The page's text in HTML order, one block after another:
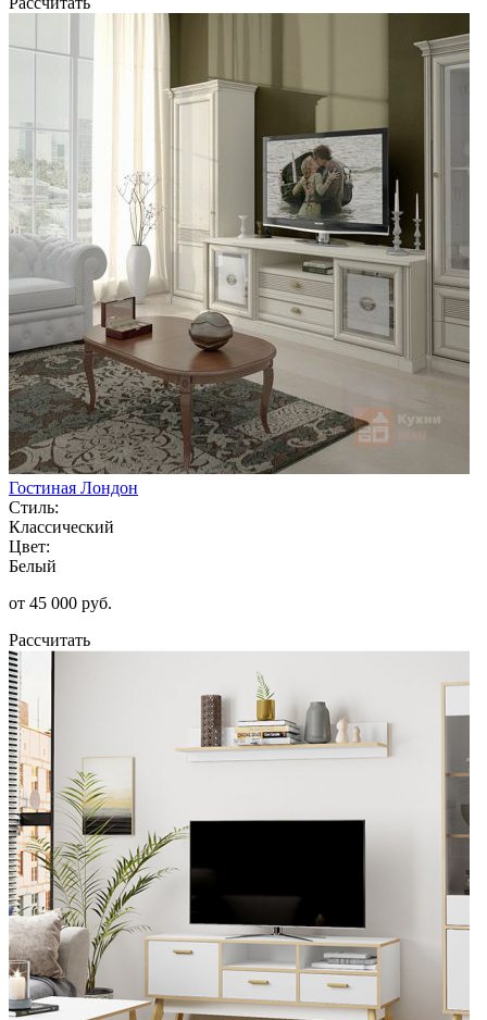
Гостиная Лондон
Стиль:
Классический
Цвет:
Белый
от 45 000 руб.
Рассчитать